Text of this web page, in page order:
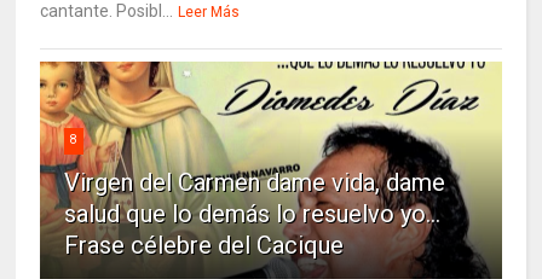
cantante. Posibl... Leer Más
8
Virgen del Carmen dame vida, dame
salud que lo demás lo resuelvo yo…
Frase célebre del Cacique